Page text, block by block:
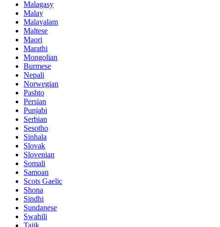
Malagasy
Malay
Malayalam
Maltese
Maori
Marathi
Mongolian
Burmese
Nepali
Norwegian
Pashto
Persian
Punjabi
Serbian
Sesotho
Sinhala
Slovak
Slovenian
Somali
Samoan
Scots Gaelic
Shona
Sindhi
Sundanese
Swahili